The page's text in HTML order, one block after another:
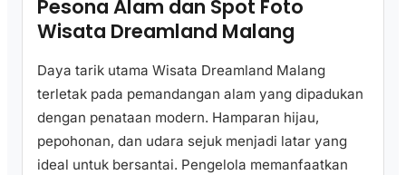
Pesona Alam dan Spot Foto
Wisata Dreamland Malang
Daya tarik utama Wisata Dreamland Malang
terletak pada pemandangan alam yang dipadukan
dengan penataan modern. Hamparan hijau,
pepohonan, dan udara sejuk menjadi latar yang
ideal untuk bersantai. Pengelola memanfaatkan